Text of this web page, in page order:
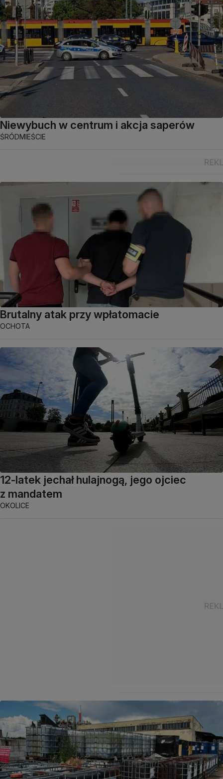
Niewybuch w centrum i akcja saperów
ŚRÓDMIEŚCIE
Brutalny atak przy wpłatomacie
OCHOTA
12-latek jechał hulajnogą, jego ojciec
z mandatem
OKOLICE